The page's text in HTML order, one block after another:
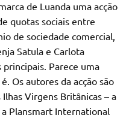
de Luanda uma acção
quotas sociais entre
de sociedade comercial,
Satula e Carlota
Parece uma
Os autores da acção são
Virgens Britânicas – a
Plansmart International